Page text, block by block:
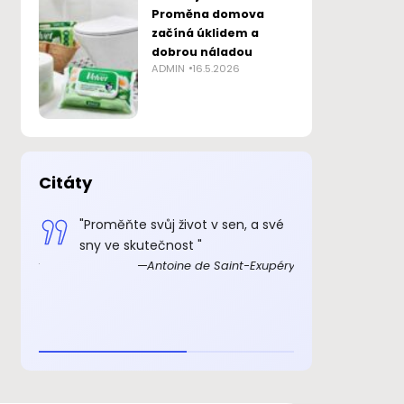
Proměna domova
začíná úklidem a
dobrou náladou
ADMIN 16.5.2026
Citáty
"Proměňte svůj život v sen, a své
sny ve skutečnost "
Antoine de Saint-Exupéry